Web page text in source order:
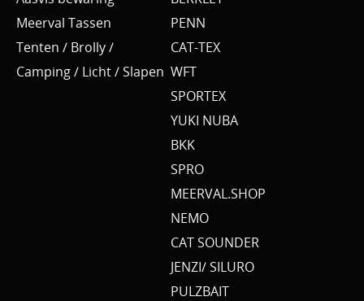
Meerval Tassen
Tenten / Brolly /
Camping / Licht / Slapen
PENN
CAT-TEX
WFT
SPORTEX
YUKI NUBA
BKK
SPRO
MEERVAL.SHOP
NEMO
CAT SOUNDER
JENZI/ SILURO
PULZBAIT